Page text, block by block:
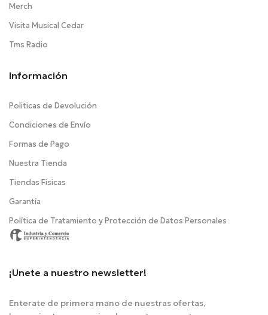
Merch
Visita Musical Cedar
Tms Radio
Información
Politicas de Devolución
Condiciones de Envío
Formas de Pago
Nuestra Tienda
Tiendas Físicas
Garantía
Política de Tratamiento y Protección de Datos Personales
¡Unete a nuestro newsletter!
Enterate de primera mano de nuestras ofertas,